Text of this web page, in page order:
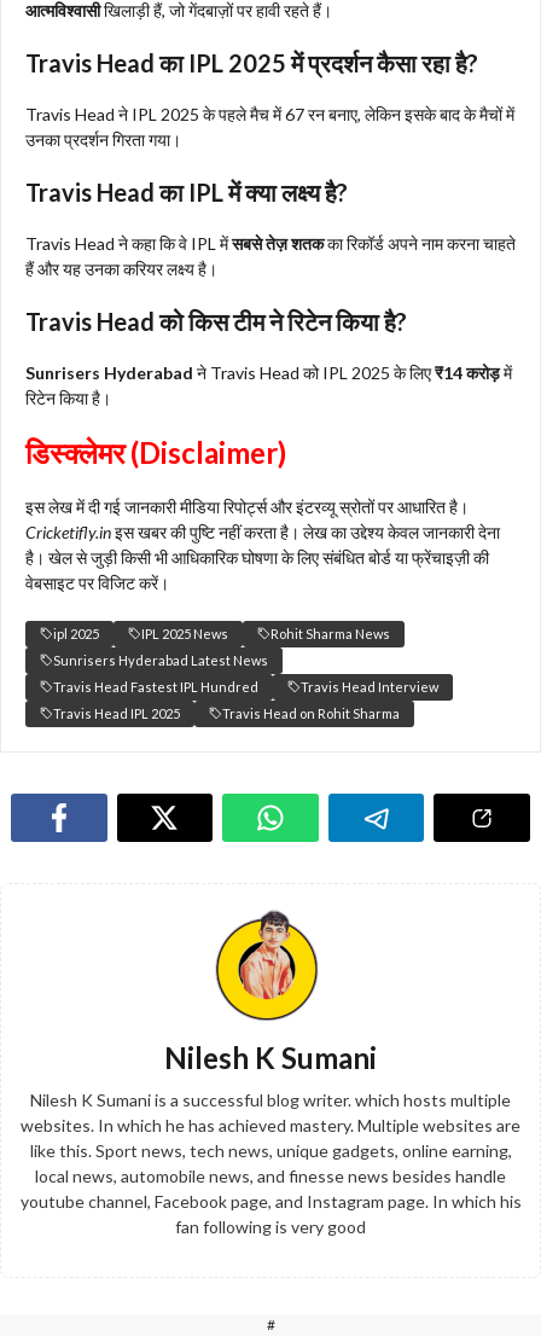
आत्मविश्वासीखिलाड़ी हैं, जो गेंदबाज़ों पर हावी रहते हैं।
Travis Head का IPL 2025 में प्रदर्शन कैसा रहा है?
Travis Head ने IPL 2025 के पहले मैच में 67 रन बनाए, लेकिन इसके बाद के मैचों में
उनका प्रदर्शन गिरता गया।
Travis Head का IPL में क्या लक्ष्य है?
Travis Head ने कहा कि वे IPL मेंसबसे तेज़ शतकका रिकॉर्ड अपने नाम करना चाहते
हैं और यह उनका करियर लक्ष्य है।
Travis Head को किस टीम ने रिटेन किया है?
Sunrisers Hyderabad ने Travis Head को IPL 2025 के लिए₹14 करोड़में
रिटेन किया है।
डिस्क्लेमर (Disclaimer)
इस लेख में दी गई जानकारी मीडिया रिपोर्ट्स और इंटरव्यू स्रोतों पर आधारित है।
Cricketifly.inइस खबर की पुष्टि नहीं करता है। लेख का उद्देश्य केवल जानकारी देना
है। खेल से जुड़ी किसी भी आधिकारिक घोषणा के लिए संबंधित बोर्ड या फ्रेंचाइज़ी की
वेबसाइट पर विजिट करें।
ipl 2025 IPL 2025 News
Rohit Sharma News
Sunrisers Hyderabad Latest News
Travis Head Fastest IPL Hundred
Travis Head Interview
Travis Head IPL 2025
Travis Head on Rohit Sharma
Nilesh K Sumani
Nilesh K Sumani is a successful blog writer. which hosts multiple
websites. In which he has achieved mastery. Multiple websites are
like this. Sport news, tech news, unique gadgets, online earning,
local news, automobile news, and finesse news besides handle
youtube channel, Facebook page, and Instagram page. In which his
fan following is very good
#